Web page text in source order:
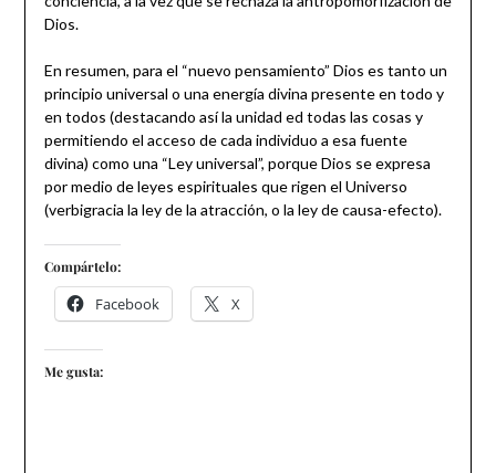
Dios.
En resumen, para el “nuevo pensamiento” Dios es tanto un
principio universal o una energía divina presente en todo y
en todos (destacando así la unidad ed todas las cosas y
permitiendo el acceso de cada individuo a esa fuente
divina) como una “Ley universal”, porque Dios se expresa
por medio de leyes espirituales que rigen el Universo
(verbigracia la ley de la atracción, o la ley de causa-efecto).
Compártelo:
Facebook X
Me gusta: